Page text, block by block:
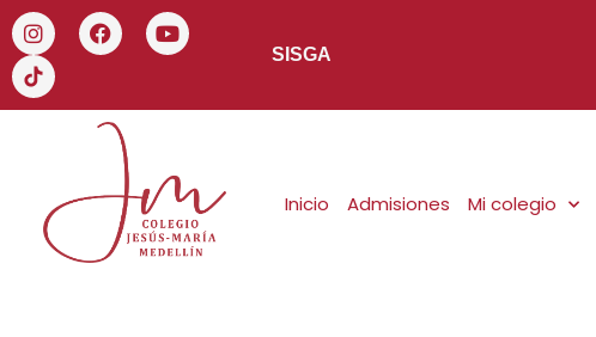
SISGA
Inicio Admisiones Mi colegio